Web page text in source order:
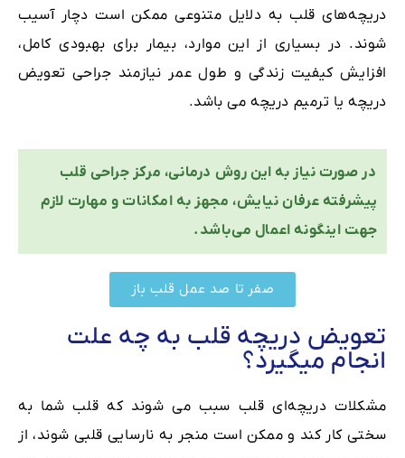
دریچه‌های قلب به دلایل متنوعی ممکن است دچار آسیب
شوند. در بسیاری از این موارد، بیمار برای بهبودی کامل،
افزایش کیفیت زندگی و طول عمر نیازمند جراحی تعویض
دریچه یا ترمیم دریچه می باشد.
در صورت نیاز به این روش درمانی، مرکز جراحی قلب
پیشرفته عرفان نیایش، مجهز به امکانات و مهارت لازم
جهت اینگونه اعمال می‌باشد.
صفر تا صد عمل قلب باز
تعویض دریچه قلب به چه علت
انجام میگیرد؟
مشکلات دریچه‌ای قلب سبب می شوند که قلب شما به
سختی کار کند و ممکن ‌است منجر به نارسایی قلبی شوند، از